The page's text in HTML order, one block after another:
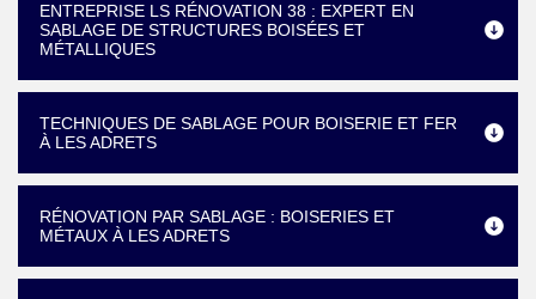
ENTREPRISE LS RÉNOVATION 38 : EXPERT EN
SABLAGE DE STRUCTURES BOISÉES ET
MÉTALLIQUES
TECHNIQUES DE SABLAGE POUR BOISERIE ET FER
À LES ADRETS
RÉNOVATION PAR SABLAGE : BOISERIES ET
MÉTAUX À LES ADRETS